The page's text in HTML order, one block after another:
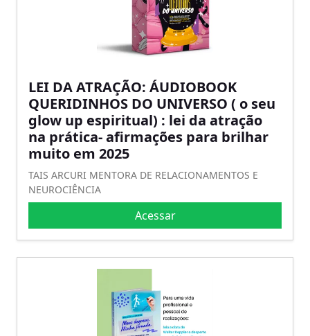
LEI DA ATRAÇÃO: ÁUDIOBOOK
QUERIDINHOS DO UNIVERSO ( o seu
glow up espiritual) : lei da atração
na prática- afirmações para brilhar
muito em 2025
TAIS ARCURI MENTORA DE RELACIONAMENTOS E
NEUROCIÊNCIA
Acessar